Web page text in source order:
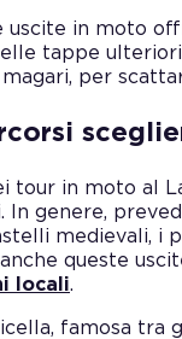
uscite in moto
tappe
per
tour in moto al
In genere,
medievali, i
queste
locali.
famosa tra